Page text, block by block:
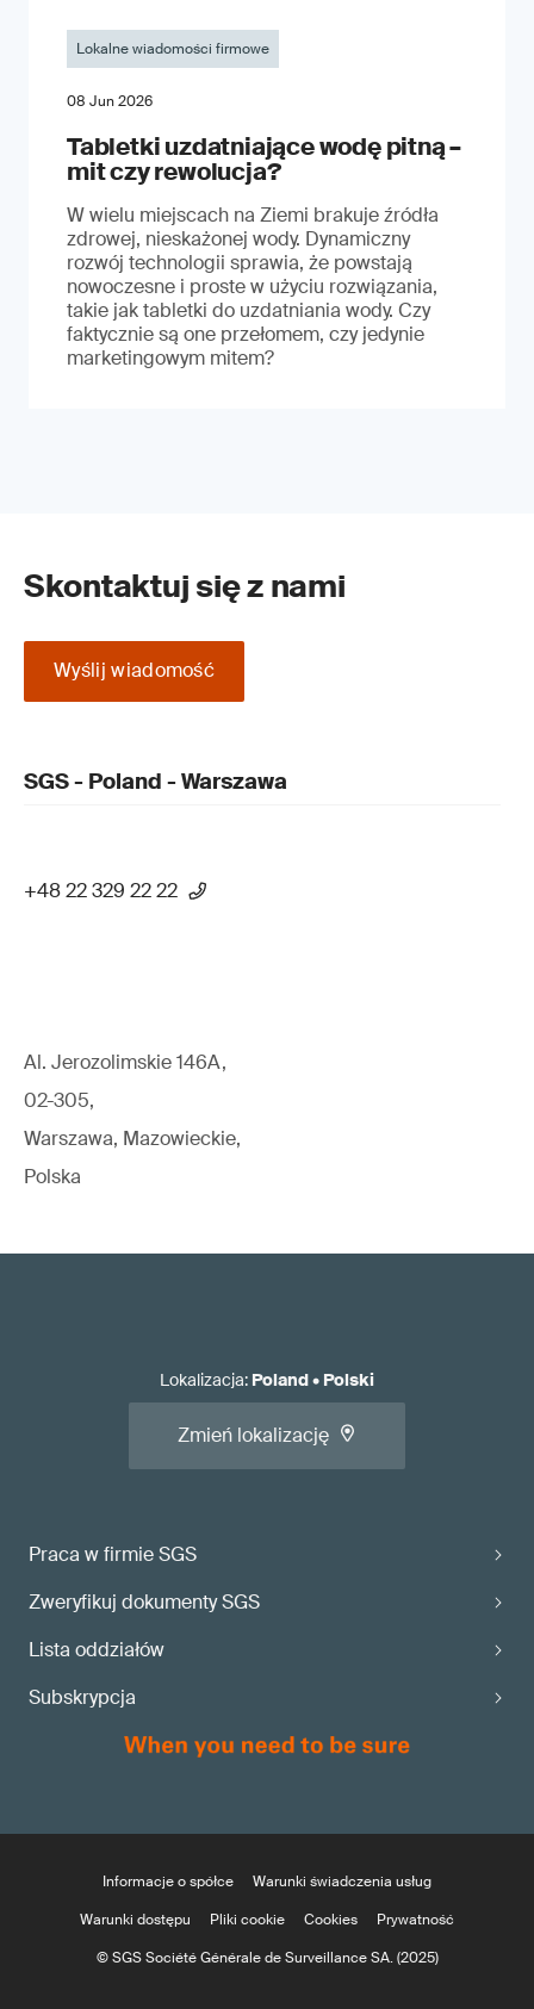
Lokalne wiadomości firmowe
08 Jun 2026
Tabletki uzdatniające wodę pitną –
mit czy rewolucja?
W wielu miejscach na Ziemi brakuje źródła
zdrowej, nieskażonej wody. Dynamiczny
rozwój technologii sprawia, że powstają
nowoczesne i proste w użyciu rozwiązania,
takie jak tabletki do uzdatniania wody. Czy
faktycznie są one przełomem, czy jedynie
marketingowym mitem?
Skontaktuj się z nami
Wyślij wiadomość
SGS - Poland - Warszawa
+48 22 329 22 22
Al. Jerozolimskie 146A,
02-305,
Warszawa, Mazowieckie,
Polska
Praca w firmie SGS
Zweryfikuj dokumenty SGS
Lista oddziałów
Subskrypcja
Lokalizacja: Poland• Polski
Zmień lokalizację
Informacje o spółce
Warunki świadczenia usług
Warunki dostępu
Pliki cookie Cookies
Prywatność
© SGS Société Générale de Surveillance SA. (2025)